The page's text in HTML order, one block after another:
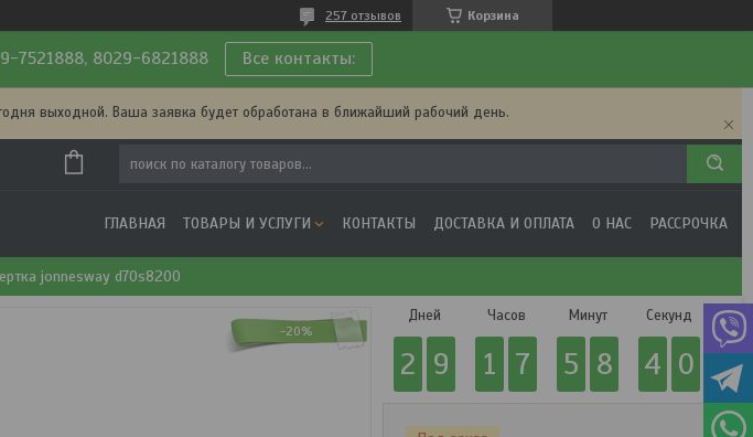
Корзина
257 отзывов
7521888, 8029-6821888 Все контакты:
выходной. Ваша заявка будет обработана в ближайший рабочий день.
ГЛАВНАЯ ТОВАРЫ И УСЛУГИ КОНТАКТЫ ДОСТАВКА И ОПЛАТА О НАС РАССРОЧКА
jonnesway d70s8200
-20%
Дней
2 9
Часов
1 7
Минут
5 8
Секунд
3 9